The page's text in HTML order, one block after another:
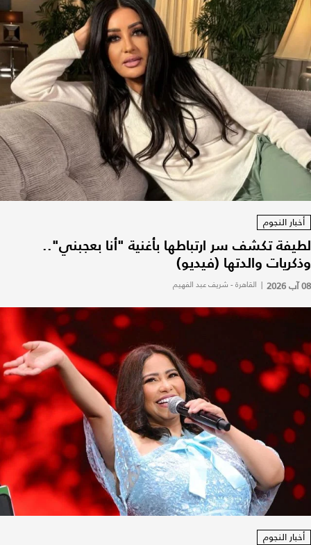
أخبار النجوم
لطيفة تكشف سر ارتباطها بأغنية "أنا بعجبني"..
وذكريات والدتها (فيديو)
08 آب 2026 | القاهرة - شريف عبد الفهيم
أخبار النجوم